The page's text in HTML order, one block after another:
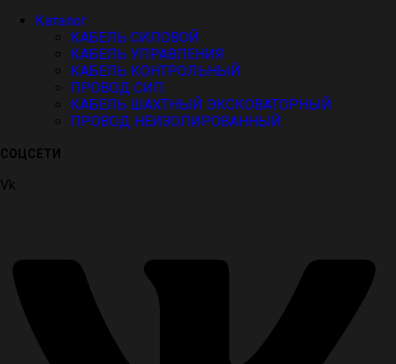
Каталог
КАБЕЛЬ СИЛОВОЙ
КАБЕЛЬ УПРАВЛЕНИЯ
КАБЕЛЬ КОНТРОЛЬНЫЙ
ПРОВОД СИП
КАБЕЛЬ ШАХТНЫЙ ЭКСКОВАТОРНЫЙ
ПРОВОД НЕИЗОЛИРОВАННЫЙ
СОЦСЕТИ
Vk